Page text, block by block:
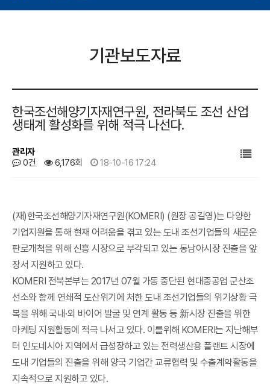
기관보도자료
한국조선해양기자재연구원, 전라북도 조선 산업
생태계 활성화를 위해 적극 나선다.
관리자
0건
6,176회 18-10-16 17:24
(재)한국조선해양기자재연구원(KOMERI) (원장 공길영)는 다양한
기업지원을 통해 현재 어려움을 겪고 있는 도내 조선기업들의 새로운
판로개척을 위해 신흥 시장으로 부각되고 있는 동남아시장 진출을 앞
장서 지원하고 있다.
KOMERI 전북본부는 2017년 07월 가동 중단된 현대중공업 군산조
선소와 함께 연쇄적 도산위기에 처한 도내 조선기업들의 위기상황 극
복을 위해 국내·외 바이어 발굴 및 연계 활동 등 新시장 진출을 위한
마케팅 지원활동에 적극 나서고 있다. 이를위해 KOMERI는 지난해부
터 인도네시아 지역에서 급성장하고 있는 전력생산용 플랜트 시장에
도내 기업들의 진출을 위해 양국 기업간 교류협력 및 수출계약활동을
지속적으로 지원하고 있다.